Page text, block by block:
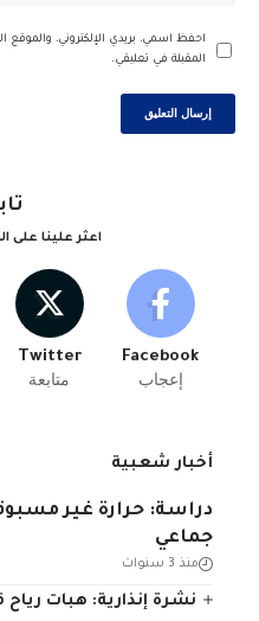
احفظ اسمي، بريدي الإلكتروني، والموقع
المقبلة في تعليقي.
اعثر علينا على
Facebook
إعجاب
Twitter
متابعة
أخبار شعبية
دراسة: حرارة غير
جماعي
منذ 3 سنوات
نشرة إنذارية: هبات